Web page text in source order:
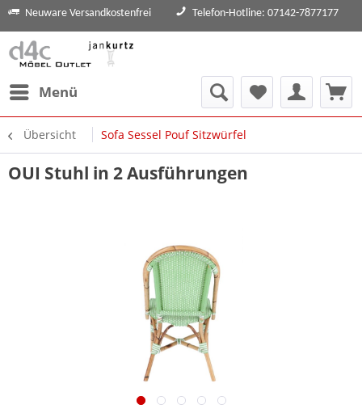
Neuware Versandkostenfrei Telefon-Hotline: 07142-7877177
Menü
Übersicht Sofa Sessel Pouf Sitzwürfel
OUI Stuhl in 2 Ausführungen